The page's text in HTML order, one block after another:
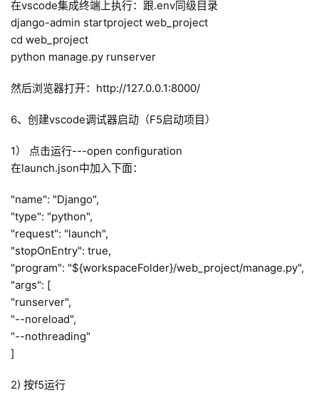
页
每
一
实
用
具
问
答
专
区
址
登录
在vscode集成终端上执行：跟.env同级目录
django-admin startproject web_project
cd web_project
python manage.py runserver
然后浏览器打开：http://127.0.0.1:8000/
6、创建vscode调试器启动（F5启动项目）
1） 点击运行---open configuration
在launch.json中加入下面：
"name": "Django",
"type": "python",
"request": "launch",
"stopOnEntry": true,
"program": "${workspaceFolder}/web_project/manage.py",
"args": [
"runserver",
"--noreload",
"--nothreading"
]
2) 按f5运行